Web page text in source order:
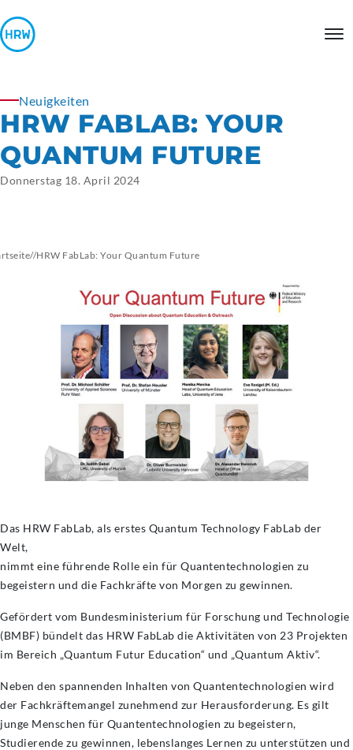
Neuigkeiten
HRW FABLAB: YOUR
QUANTUM FUTURE
Donnerstag 18. April 2024
//HRW FabLab: Your Quantum Future
Das HRW FabLab, als erstes Quantum Technology FabLab der
Welt,
nimmt eine führende Rolle ein für Quantentechnologien zu
begeistern und die Fachkräfte von Morgen zu gewinnen.
Gefördert vom Bundesministerium für Forschung und Technologie
(BMBF) bündelt das HRW FabLab die Aktivitäten von 23 Projekten
im Bereich „Quantum Futur Education“ und „Quantum Aktiv“.
Neben den spannenden Inhalten von Quantentechnologien wird
der Fachkräftemangel zunehmend zur Herausforderung. Es gilt
junge Menschen für Quantentechnologien zu begeistern,
Studierende zu gewinnen, lebenslanges Lernen zu unterstützen und